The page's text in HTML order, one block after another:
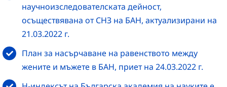
научноизследователската дейност,
осъществявана от СНЗ на БАН, актуализирани на
21.03.2022 г.
План за насърчаване на равенството между
жените и мъжете в БАН, приет на 24.03.2022 г.